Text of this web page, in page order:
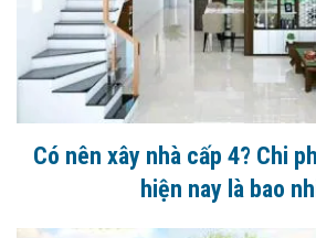
Có nên xây nhà cấp 4? Chi
hiện nay là bao